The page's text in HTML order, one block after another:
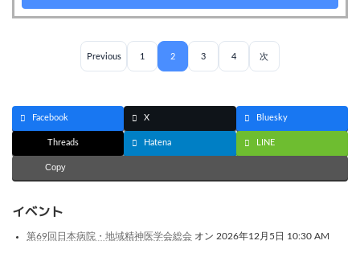
Previous 1 2 3 4 次
Facebook X Bluesky
Threads Hatena LINE
Copy
イベント
第69回日本病院・地域精神医学会総会 オン 2026年12月5日 10:30 AM